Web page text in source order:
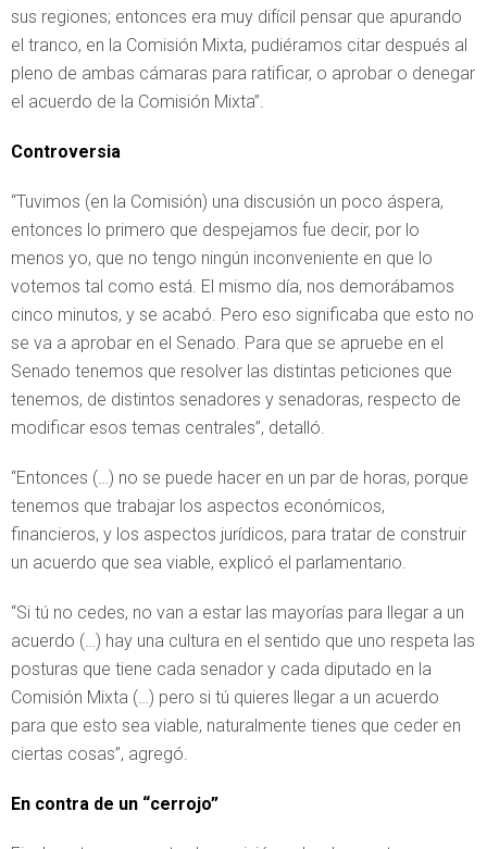
sus regiones; entonces era muy difícil pensar que apurando
el tranco, en la Comisión Mixta, pudiéramos citar después al
pleno de ambas cámaras para ratificar, o aprobar o denegar
el acuerdo de la Comisión Mixta”.
Controversia
“Tuvimos (en la Comisión) una discusión un poco áspera,
entonces lo primero que despejamos fue decir, por lo
menos yo, que no tengo ningún inconveniente en que lo
votemos tal como está. El mismo día, nos demorábamos
cinco minutos, y se acabó. Pero eso significaba que esto no
se va a aprobar en el Senado. Para que se apruebe en el
Senado tenemos que resolver las distintas peticiones que
tenemos, de distintos senadores y senadoras, respecto de
modificar esos temas centrales”, detalló.
“Entonces (…) no se puede hacer en un par de horas, porque
tenemos que trabajar los aspectos económicos,
financieros, y los aspectos jurídicos, para tratar de construir
un acuerdo que sea viable, explicó el parlamentario.
“Si tú no cedes, no van a estar las mayorías para llegar a un
acuerdo (…) hay una cultura en el sentido que uno respeta las
posturas que tiene cada senador y cada diputado en la
Comisión Mixta (…) pero si tú quieres llegar a un acuerdo
para que esto sea viable, naturalmente tienes que ceder en
ciertas cosas”, agregó.
En contra de un “cerrojo”